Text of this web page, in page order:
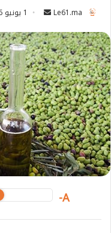
Le61.ma
n
d
a
n
e
m
a
i
l
1 يونيو 2026
A-